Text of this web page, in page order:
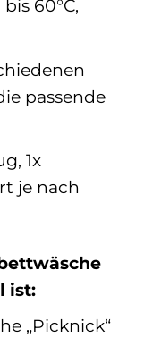
60°C,
passende
1x
je nach
ist:
„Picknick“